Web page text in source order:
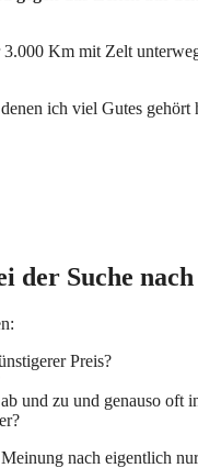
Km mit Zelt
ich viel Gutes gehört
der Suche nach
Preis?
und zu und genauso oft
nach eigentlich